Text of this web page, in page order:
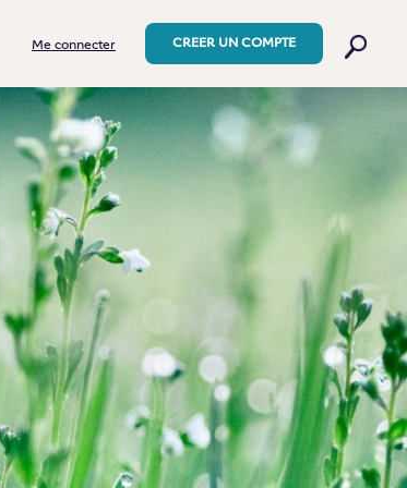
Me connecter CREER UN COMPTE